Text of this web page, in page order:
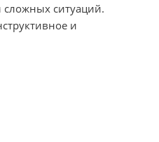
сложных ситуаций.
и